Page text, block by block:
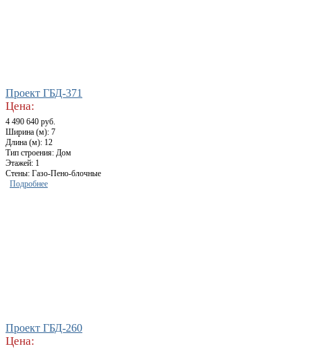
Проект ГБД-371
Цена:
4 490 640 руб.
Ширина (м): 7
Длина (м): 12
Тип строения: Дом
Этажей: 1
Стены: Газо-Пено-блочные
Подробнее
Проект ГБД-260
Цена: